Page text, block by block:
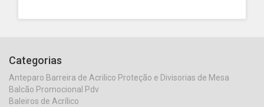
Categorias
Anteparo Barreira de Acrilico Proteção e Divisorias de Mesa
Balcão Promocional Pdv
Baleiros de Acrílico